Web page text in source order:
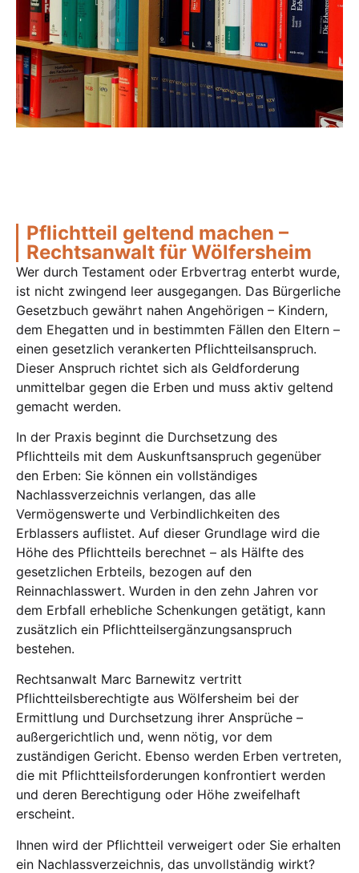
Pflichtteil geltend machen –
Rechtsanwalt für Wölfersheim
Wer durch Testament oder Erbvertrag enterbt wurde,
ist nicht zwingend leer ausgegangen. Das Bürgerliche
Gesetzbuch gewährt nahen Angehörigen – Kindern,
dem Ehegatten und in bestimmten Fällen den Eltern –
einen gesetzlich verankerten Pflichtteilsanspruch.
Dieser Anspruch richtet sich als Geldforderung
unmittelbar gegen die Erben und muss aktiv geltend
gemacht werden.
In der Praxis beginnt die Durchsetzung des
Pflichtteils mit dem Auskunftsanspruch gegenüber
den Erben: Sie können ein vollständiges
Nachlassverzeichnis verlangen, das alle
Vermögenswerte und Verbindlichkeiten des
Erblassers auflistet. Auf dieser Grundlage wird die
Höhe des Pflichtteils berechnet – als Hälfte des
gesetzlichen Erbteils, bezogen auf den
Reinnachlasswert. Wurden in den zehn Jahren vor
dem Erbfall erhebliche Schenkungen getätigt, kann
zusätzlich ein Pflichtteilsergänzungsanspruch
bestehen.
Rechtsanwalt Marc Barnewitz vertritt
Pflichtteilsberechtigte aus Wölfersheim bei der
Ermittlung und Durchsetzung ihrer Ansprüche –
außergerichtlich und, wenn nötig, vor dem
zuständigen Gericht. Ebenso werden Erben vertreten,
die mit Pflichtteilsforderungen konfrontiert werden
und deren Berechtigung oder Höhe zweifelhaft
erscheint.
Ihnen wird der Pflichtteil verweigert oder Sie erhalten
ein Nachlassverzeichnis, das unvollständig wirkt?